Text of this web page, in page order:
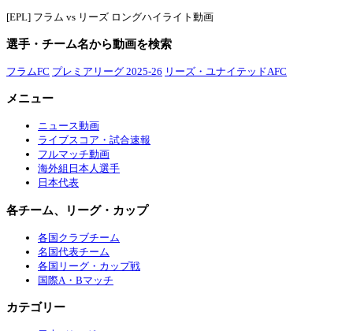
[EPL] フラム vs リーズ ロングハイライト動画
選手・チーム名から動画を検索
フラムFC プレミアリーグ 2025-26 リーズ・ユナイテッドAFC
メニュー
ニュース動画
ライブスコア・試合速報
フルマッチ動画
海外組日本人選手
日本代表
各チーム、リーグ・カップ
各国クラブチーム
名国代表チーム
各国リーグ・カップ戦
国際A・Bマッチ
カテゴリー